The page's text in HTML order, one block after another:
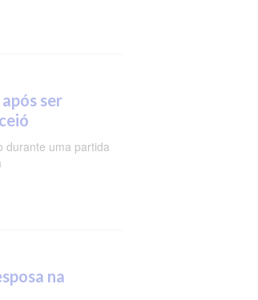
ser
durante uma partida
na